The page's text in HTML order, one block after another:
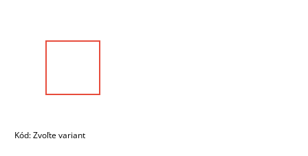
Kód:Zvoľte variant